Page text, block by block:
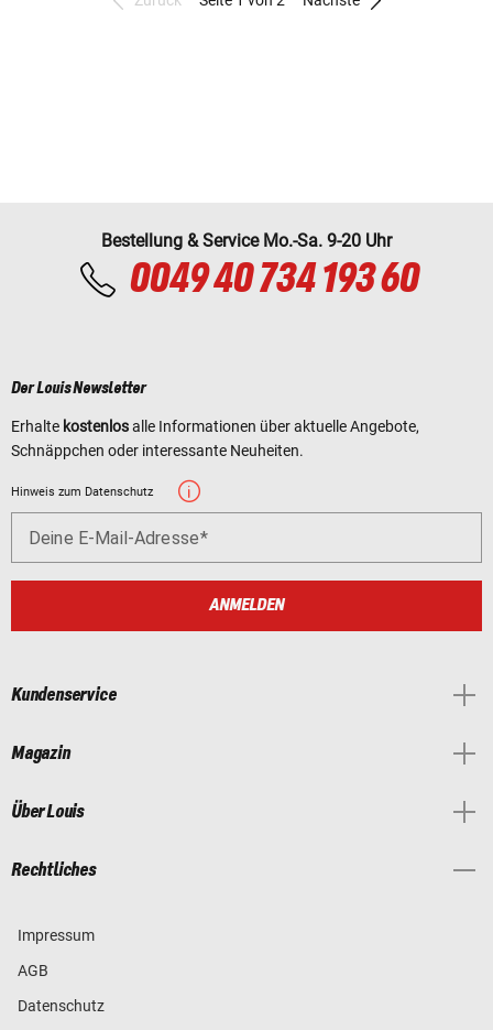
Bestellung & Service Mo.-Sa. 9-20 Uhr
0049 40 734 193 60
Der Louis Newsletter
Erhalte kostenlosalle Informationen über aktuelle Angebote,
Schnäppchen oder interessante Neuheiten.
Hinweis zum Datenschutz
Deine E-Mail-Adresse
ANMELDEN
Kundenservice
Magazin
Über Louis
Rechtliches
Impressum
AGB
Datenschutz